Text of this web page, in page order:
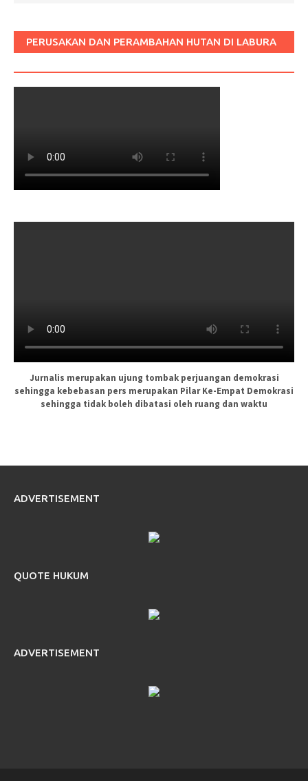
PERUSAKAN DAN PERAMBAHAN HUTAN DI LABURA
Jurnalis merupakan ujung tombak perjuangan demokrasi
sehingga kebebasan pers merupakan Pilar Ke-Empat Demokrasi
sehingga tidak boleh dibatasi oleh ruang dan waktu
ADVERTISEMENT
QUOTE HUKUM
ADVERTISEMENT